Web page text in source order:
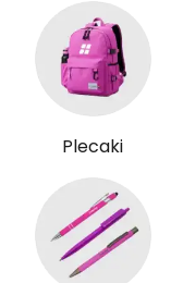
Plecaki